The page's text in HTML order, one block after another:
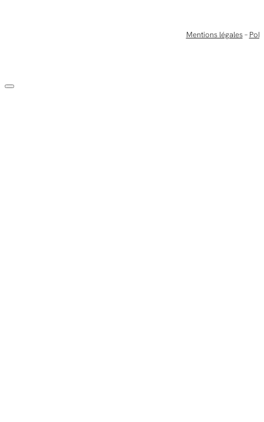
Mentions légales–